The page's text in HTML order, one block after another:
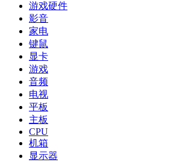
游戏硬件
影音
家电
键鼠
显卡
游戏
音频
电视
平板
主板
CPU
机箱
显示器